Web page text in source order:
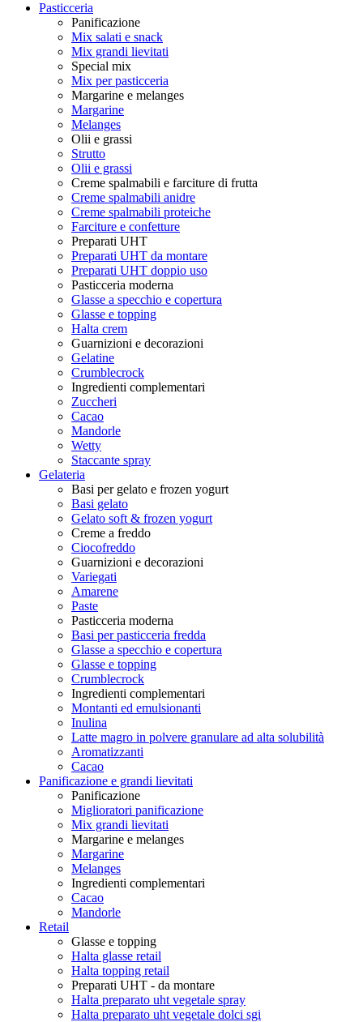
Pasticceria
Panificazione
Mix salati e snack
Mix grandi lievitati
Special mix
Mix per pasticceria
Margarine e melanges
Margarine
Melanges
Olii e grassi
Strutto
Olii e grassi
Creme spalmabili e farciture di frutta
Creme spalmabili anidre
Creme spalmabili proteiche
Farciture e confetture
Preparati UHT
Preparati UHT da montare
Preparati UHT doppio uso
Pasticceria moderna
Glasse a specchio e copertura
Glasse e topping
Halta crem
Guarnizioni e decorazioni
Gelatine
Crumblecrock
Ingredienti complementari
Zuccheri
Cacao
Mandorle
Wetty
Staccante spray
Gelateria
Basi per gelato e frozen yogurt
Basi gelato
Gelato soft & frozen yogurt
Creme a freddo
Ciocofreddo
Guarnizioni e decorazioni
Variegati
Amarene
Paste
Pasticceria moderna
Basi per pasticceria fredda
Glasse a specchio e copertura
Glasse e topping
Crumblecrock
Ingredienti complementari
Montanti ed emulsionanti
Inulina
Latte magro in polvere granulare ad alta solubilità
Aromatizzanti
Cacao
Panificazione e grandi lievitati
Panificazione
Miglioratori panificazione
Mix grandi lievitati
Margarine e melanges
Margarine
Melanges
Ingredienti complementari
Cacao
Mandorle
Retail
Glasse e topping
Halta glasse retail
Halta topping retail
Preparati UHT - da montare
Halta preparato uht vegetale spray
Halta preparato uht vegetale dolci sgi